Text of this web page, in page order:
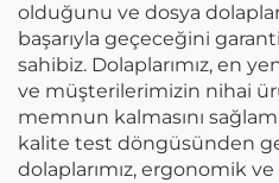
olduğunu ve dosya
başarıyla geçeceğini
sahibiz. Dolaplarımız, en
ve müşterilerimizin nihai
memnun kalmasını
kalite test döngüsünden
dolaplarımız, ergonomik